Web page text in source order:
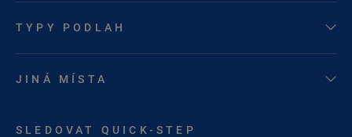
TYPY PODLAH
JINÁ MÍSTA
SLEDOVAT QUICK-STEP